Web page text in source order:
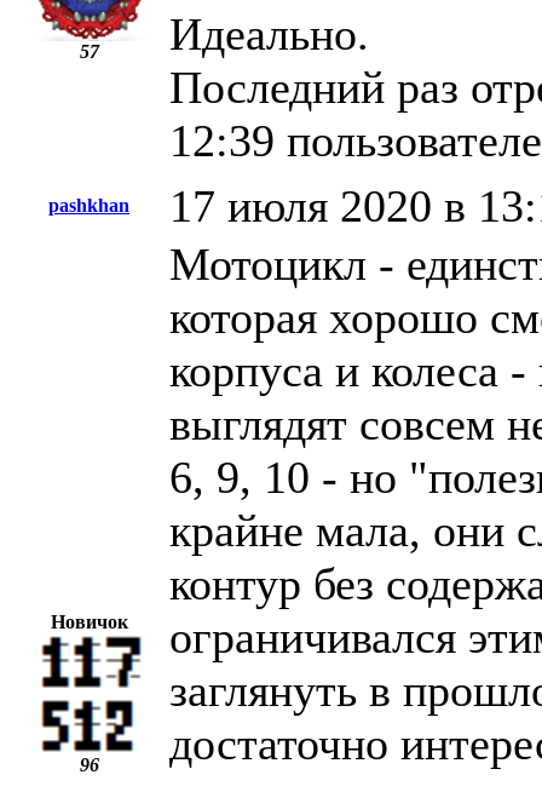
57
Идеально.
Последний раз
12:39
pashkhan 17 июля 2020 в
Новичок
96
Мотоцикл -
которая хорошо
корпуса и колеса
выглядят совсем
6, 9, 10 - но
крайне мала, они
контур без
ограничивался
заглянуть в
достаточно